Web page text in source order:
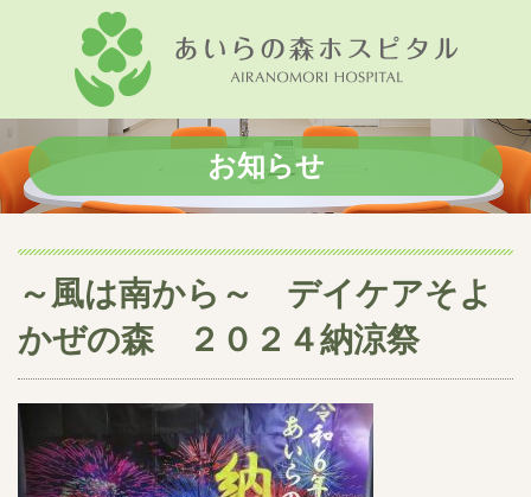
お知らせ
～風は南から～ デイケアそよ
かぜの森 ２０２４納涼祭